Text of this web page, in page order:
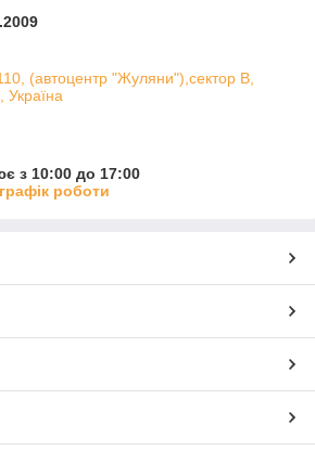
(автоцентр "Жуляни"),сектор В,
Україна
з 10:00 до 17:00
роботи